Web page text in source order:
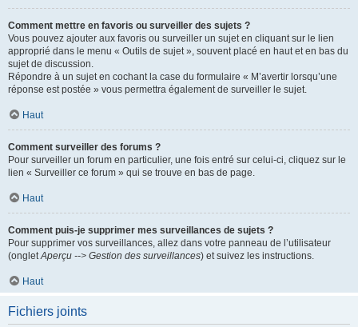
Comment mettre en favoris ou surveiller des sujets ?
Vous pouvez ajouter aux favoris ou surveiller un sujet en cliquant sur le lien
approprié dans le menu « Outils de sujet », souvent placé en haut et en bas du
sujet de discussion.
Répondre à un sujet en cochant la case du formulaire « M’avertir lorsqu’une
réponse est postée » vous permettra également de surveiller le sujet.
Haut
Comment surveiller des forums ?
Pour surveiller un forum en particulier, une fois entré sur celui-ci, cliquez sur le
lien « Surveiller ce forum » qui se trouve en bas de page.
Haut
Comment puis-je supprimer mes surveillances de sujets ?
Pour supprimer vos surveillances, allez dans votre panneau de l’utilisateur
(ongletAperçu --> Gestion des surveillances) et suivez les instructions.
Haut
Fichiers joints